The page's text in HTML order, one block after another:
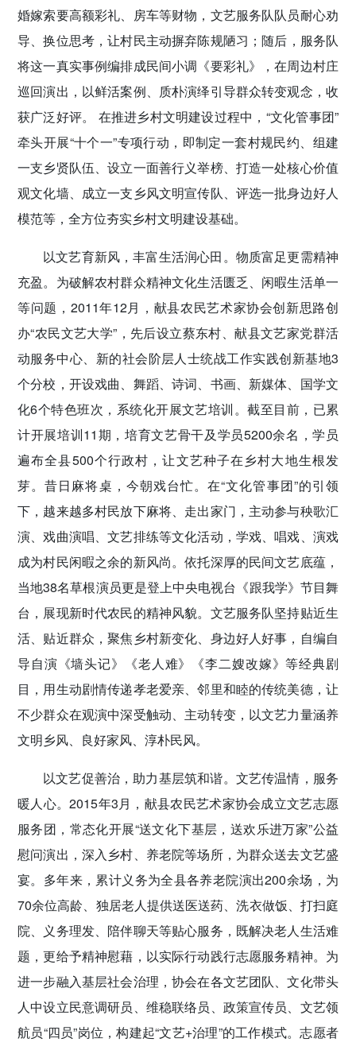
婚嫁索要高额彩礼、房车等财物，文艺服务队队员耐心劝
导、换位思考，让村民主动摒弃陈规陋习；随后，服务队
将这一真实事例编排成民间小调《要彩礼》，在周边村庄
巡回演出，以鲜活案例、质朴演绎引导群众转变观念，收
获广泛好评。 在推进乡村文明建设过程中，“文化管事团”
牵头开展“十个一”专项行动，即制定一套村规民约、组建
一支乡贤队伍、设立一面善行义举榜、打造一处核心价值
观文化墙、成立一支乡风文明宣传队、评选一批身边好人
模范等，全方位夯实乡村文明建设基础。
以文艺育新风，丰富生活润心田。 物质富足更需精神
充盈。为破解农村群众精神文化生活匮乏、闲暇生活单一
等问题，2011年12月，献县农民艺术家协会创新思路创
办“农民文艺大学”，先后设立蔡东村、献县文艺家党群活
动服务中心、新的社会阶层人士统战工作实践创新基地3
个分校，开设戏曲、舞蹈、诗词、书画、新媒体、国学文
化6个特色班次，系统化开展文艺培训。截至目前，已累
计开展培训11期，培育文艺骨干及学员5200余名，学员
遍布全县500个行政村，让文艺种子在乡村大地生根发
芽。昔日麻将桌，今朝戏台忙。在“文化管事团”的引领
下，越来越多村民放下麻将、走出家门，主动参与秧歌汇
演、戏曲演唱、文艺排练等文化活动，学戏、唱戏、演戏
成为村民闲暇之余的新风尚。依托深厚的民间文艺底蕴，
当地38名草根演员更是登上中央电视台《跟我学》节目舞
台，展现新时代农民的精神风貌。文艺服务队坚持贴近生
活、贴近群众，聚焦乡村新变化、身边好人好事，自编自
导自演《墙头记》《老人难》《李二嫂改嫁》等经典剧
目，用生动剧情传递孝老爱亲、邻里和睦的传统美德，让
不少群众在观演中深受触动、主动转变，以文艺力量涵养
文明乡风、良好家风、淳朴民风。
以文艺促善治，助力基层筑和谐。 文艺传温情，服务
暖人心。2015年3月，献县农民艺术家协会成立文艺志愿
服务团，常态化开展“送文化下基层，送欢乐进万家”公益
慰问演出，深入乡村、养老院等场所，为群众送去文艺盛
宴。多年来，累计义务为全县各养老院演出200余场，为
70余位高龄、独居老人提供送医送药、洗衣做饭、打扫庭
院、义务理发、陪伴聊天等贴心服务，既解决老人生活难
题，更给予精神慰藉，以实际行动践行志愿服务精神。为
进一步融入基层社会治理，协会在各文艺团队、文化带头
人中设立民意调研员、维稳联络员、政策宣传员、文艺领
航员“四员”岗位，构建起“文艺+治理”的工作模式。志愿者